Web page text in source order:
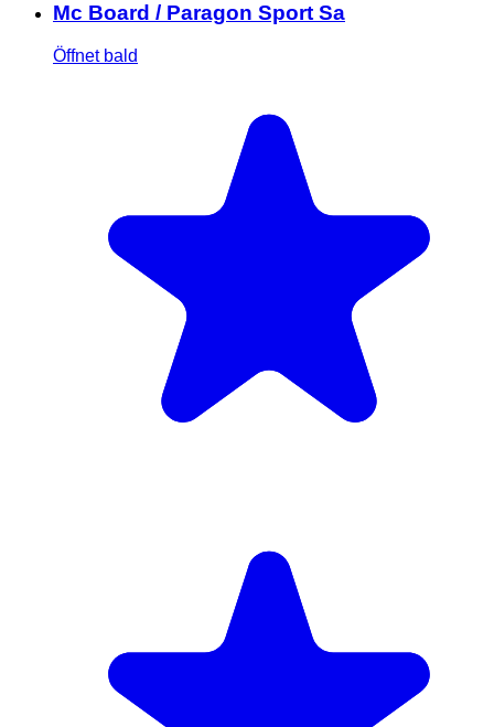
Mc Board / Paragon Sport Sa
Öffnet bald